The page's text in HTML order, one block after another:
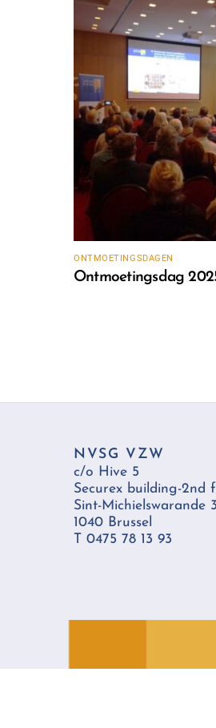
ONTMOETINGSDAGEN
Ontmoetingsdag
NVSG VZW
c/o Hive 5
Securex building-2nd
Sint-Michielswarande
1040 Brussel
T 0475 78 13 93